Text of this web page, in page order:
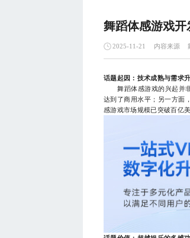
舞蹈体感游戏开
2025-11-21 内容来源
话题起因：技术成熟与需求
舞蹈体感游戏的兴起并非
达到了商用水平；另一方面
感游戏市场规模已突破百亿